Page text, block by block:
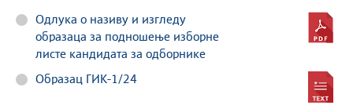
Одлука о називу и изгледу
образаца за подношење изборне
листе кандидата за одборнике
Образац ГИК-1/24